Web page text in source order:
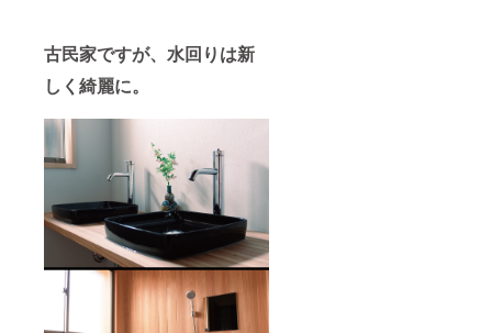
古民家ですが、水回りは新
しく綺麗に。